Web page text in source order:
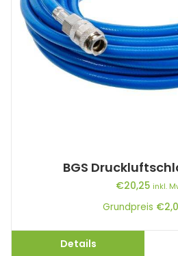
BGS
€20,25 inkl.
Grundpreis €
Details